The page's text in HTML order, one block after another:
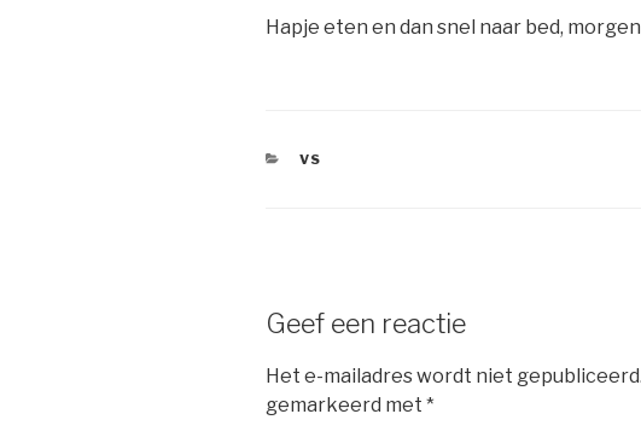
Hapje eten en dan snel naar bed,
CATEGORIEËN
VS
Geef een reactie
Het e-mailadres wordt niet gepubliceerd.
gemarkeerd met *